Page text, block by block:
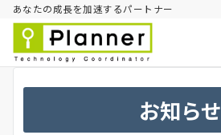
あなたの成長を加速するパートナー
お知らせ